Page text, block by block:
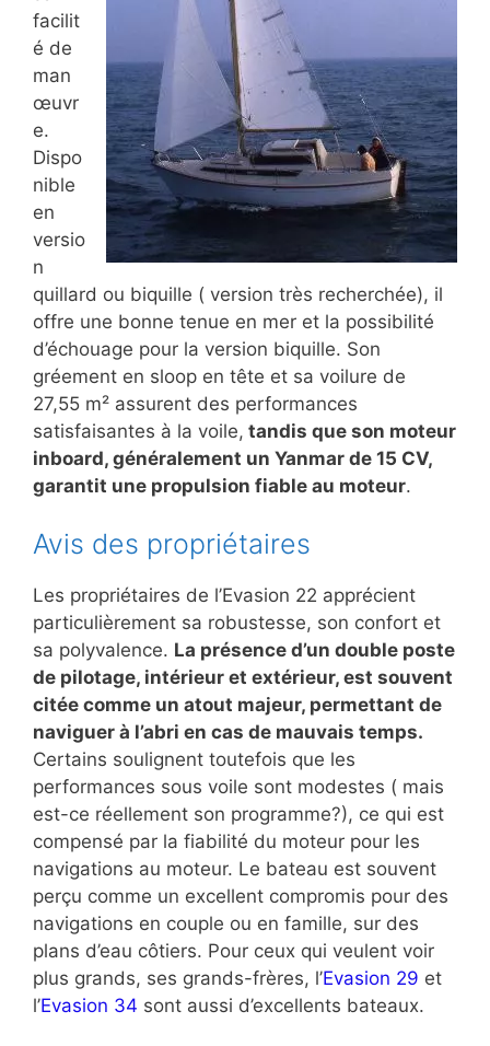
facilit
é de
man
œuvr
e.
Dispo
nible
en
versio
n
quillard ou biquille ( version très recherchée), il
offre une bonne tenue en mer et la possibilité
d’échouage pour la version biquille. Son
gréement en sloop en tête et sa voilure de
27,55 m² assurent des performances
satisfaisantes à la voile, tandis que son moteur
inboard, généralement un Yanmar de 15 CV,
garantit une propulsion fiable au moteur.
Avis des propriétaires
Les propriétaires de l’Evasion 22 apprécient
particulièrement sa robustesse, son confort et
sa polyvalence. La présence d’un double poste
de pilotage, intérieur et extérieur, est souvent
citée comme un atout majeur, permettant de
naviguer à l’abri en cas de mauvais temps.
Certains soulignent toutefois que les
performances sous voile sont modestes ( mais
est-ce réellement son programme?), ce qui est
compensé par la fiabilité du moteur pour les
navigations au moteur. Le bateau est souvent
perçu comme un excellent compromis pour des
navigations en couple ou en famille, sur des
plans d’eau côtiers. Pour ceux qui veulent voir
plus grands, ses grands-frères, l’Evasion 29 et
l’Evasion 34 sont aussi d’excellents bateaux.